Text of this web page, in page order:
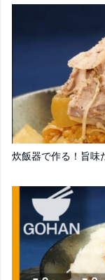
炊飯器で作る！旨味